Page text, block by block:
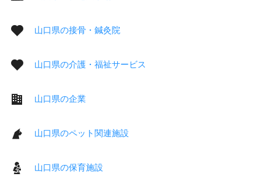
山口県の接骨・鍼灸院
山口県の介護・福祉サービス
山口県の企業
山口県のペット関連施設
山口県の保育施設